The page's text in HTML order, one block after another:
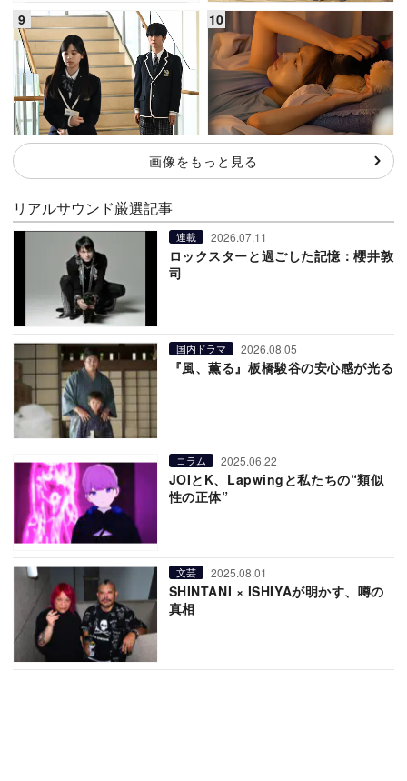
画像をもっと見る
リアルサウンド厳選記事
連載 2026.07.11
ロックスターと過ごした記憶：櫻井敦
司
国内ドラマ 2026.08.05
『風、薫る』板橋駿谷の安心感が光る
コラム 2025.06.22
JOIとK、Lapwingと私たちの“類似
性の正体”
文芸 2025.08.01
SHINTANI × ISHIYAが明かす、噂の
真相